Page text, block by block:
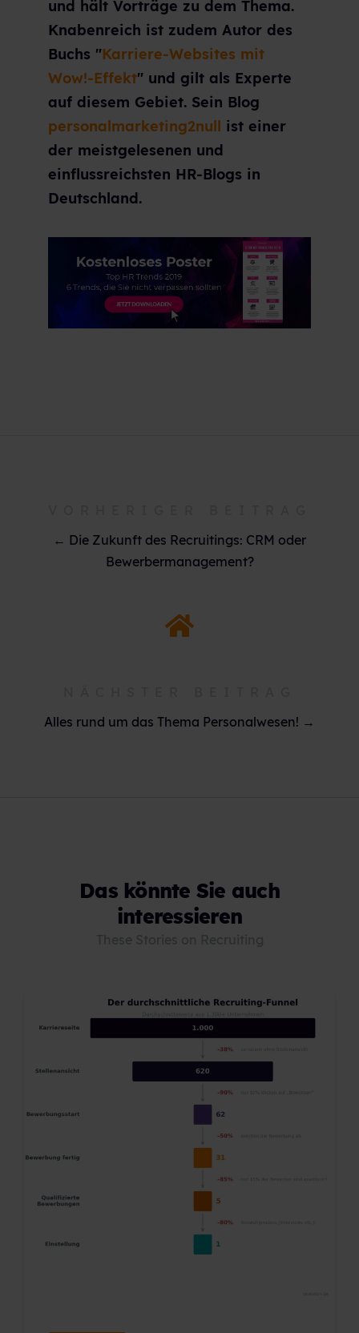
und hält Vorträge zu dem Thema.
Knabenreich ist zudem Autor des
Buchs "Karriere-Websites mit
Wow!-Effekt" und gilt als Experte
auf diesem Gebiet. Sein Blog
personalmarketing2null ist einer
der meistgelesenen und
einflussreichsten HR-Blogs in
Deutschland.
← Die Zukunft des Recruitings: CRM oder
Bewerbermanagement?
Alles rund um das Thema Personalwesen! →
Das könnte Sie auch
interessieren